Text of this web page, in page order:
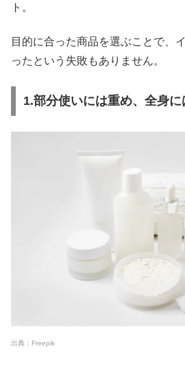
ト。
目的に合った商品を選ぶことで、
ったという失敗もありません。
1.部分使いには重め、全身
出典：Freepik